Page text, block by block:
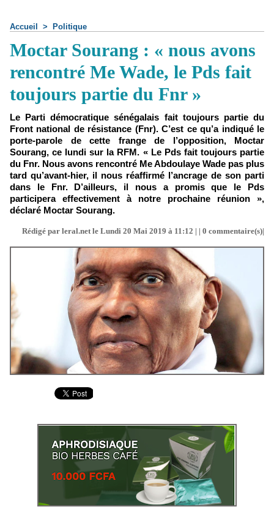
Accueil > Politique
Moctar Sourang : « nous avons
rencontré Me Wade, le Pds fait
toujours partie du Fnr »
Le Parti démocratique sénégalais fait toujours partie du
Front national de résistance (Fnr). C’est ce qu’a indiqué le
porte-parole de cette frange de l’opposition, Moctar
Sourang, ce lundi sur la RFM. « Le Pds fait toujours partie
du Fnr. Nous avons rencontré Me Abdoulaye Wade pas plus
tard qu’avant-hier, il nous réaffirmé l’ancrage de son parti
dans le Fnr. D’ailleurs, il nous a promis que le Pds
participera effectivement à notre prochaine réunion »,
déclaré Moctar Sourang.
Rédigé par leral.net le Lundi 20 Mai 2019 à 11:12 | | 0 commentaire(s)|